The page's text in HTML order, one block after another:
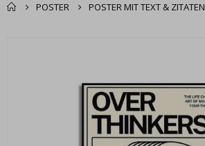
POSTER POSTER MIT TEXT & ZITATEN